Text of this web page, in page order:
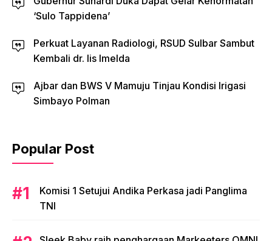
‘Sulo Tappidena’
Perkuat Layanan Radiologi, RSUD Sulbar Sambut
Kembali dr. Iis Imelda
Ajbar dan BWS V Mamuju Tinjau Kondisi Irigasi
Simbayo Polman
Popular Post
Komisi 1 Setujui Andika Perkasa jadi Panglima
TNI